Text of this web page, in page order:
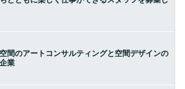
間のアートコンサルティングと空間デザインの
業